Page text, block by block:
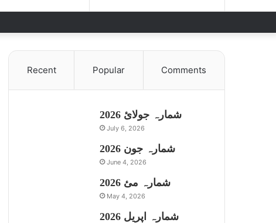
Recent Popular Comments
شمارہ جولائ 2026
July 6, 2026
شمارہ جون 2026
June 4, 2026
شمارہ مئ 2026
May 4, 2026
شمارہ اپریل 2026